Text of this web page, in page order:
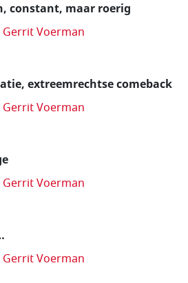
constant, maar roerig
Gerrit Voerman
extreemrechtse comeback
Gerrit Voerman
Gerrit Voerman
Gerrit Voerman